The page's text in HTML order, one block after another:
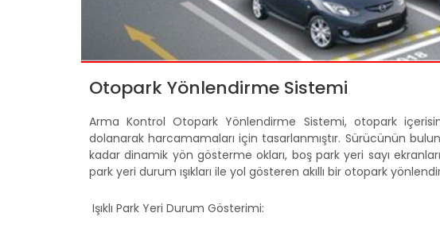
Otopark Yönlendirme Sistemi
Arma Kontrol Otopark Yönlendirme Sistemi, otopark
dolanarak harcamamaları için tasarlanmıştır. Sürücünün
kadar dinamik yön gösterme okları, boş park yeri sayı
park yeri durum ışıkları ile yol gösteren akıllı bir otopark
Işıklı Park Yeri Durum Gösterimi: